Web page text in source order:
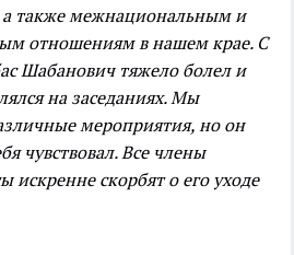
а также межнациональным и
отношениям в нашем крае. С
Шабановичтяжело болел и
на заседаниях. Мы
мероприятия, но он
чувствовал. Все члены
искренне скорбят о его уходе